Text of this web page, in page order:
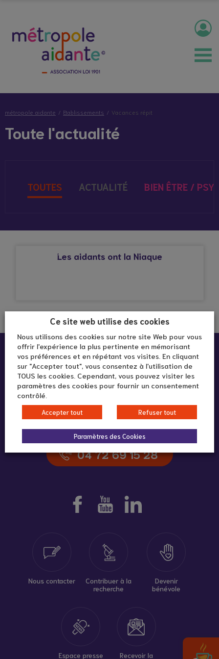
métropole aidante Etablissements Vacances répit
Toute l'actualité
TOUTES ACTUALITÉ BIEN ÊTRE /
LANIAQUELASSOLes aidants ont la Niaque
292 rue Vendôme
69003 LYON
04 72 69 15 28
Nous contacter
Contribuer à la
recherche
Devenir
bénévole
Espace presse
Recevoir la
Ce site web utilise des cookies
Nous utilisons des cookies sur notre site Web pour vous
offrir l'expérience la plus pertinente en mémorisant
vos préférences et en répétant vos visites. En cliquant
sur "Accepter tout", vous consentez à l'utilisation de
TOUS les cookies. Cependant, vous pouvez visiter les
paramètres des cookies pour fournir un consentement
contrôlé.
Accepter tout Refuser tout
Paramètres des Cookies